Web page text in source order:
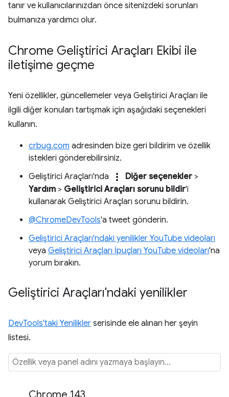
tanır ve kullanıcılarınızdan önce sitenizdeki sorunları
bulmanıza yardımcı olur.
Chrome Geliştirici Araçları Ekibi ile
iletişime geçme
Yeni özellikler, güncellemeler veya Geliştirici Araçları ile
ilgili diğer konuları tartışmak için aşağıdaki seçenekleri
kullanın.
crbug.com adresinden bize geri bildirim ve özellik
istekleri gönderebilirsiniz.
Geliştirici Araçları'nda
more_vert Diğer seçenekler >
Yardım > Geliştirici Araçları sorunu bildir'i
kullanarak Geliştirici Araçları sorunu bildirin.
@ChromeDevTools'a tweet gönderin.
Geliştirici Araçları'ndaki yenilikler YouTube videoları
veya Geliştirici Araçları İpuçları YouTube videoları'na
yorum bırakın.
Geliştirici Araçları'ndaki yenilikler
DevTools'taki Yenilikler serisinde ele alınan her şeyin
listesi.